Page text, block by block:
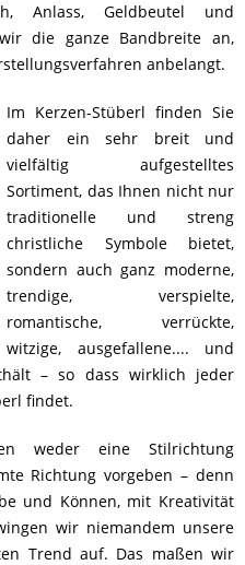
Anlass, Geldbeutel und
die ganze Bandbreite an,
anbelangt.
Im Kerzen-Stüberl finden Sie
daher ein sehr breit und
vielfältig aufgestelltes
Sortiment, das Ihnen nicht nur
traditionelle und streng
christliche Symbole bietet,
sondern auch ganz moderne,
trendige, verspielte,
romantische, verrückte,
witzige, ausgefallene.... und
– so dass wirklich jeder
findet.
weder eine Stilrichtung
Richtung vorgeben – denn
und Können, mit Kreativität
wir niemandem unsere
Trend auf. Das maßen wir